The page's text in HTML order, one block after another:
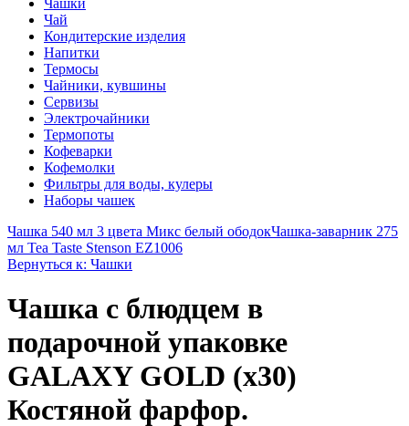
Чашки
Чай
Кондитерские изделия
Напитки
Термосы
Чайники, кувшины
Сервизы
Электрочайники
Термопоты
Кофеварки
Кофемолки
Фильтры для воды, кулеры
Наборы чашек
Чашка 540 мл 3 цвета Микс белый ободокЧашка-заварник 275
мл Tea Taste Stenson EZ1006
Вернуться к: Чашки
Чашка с блюдцем в
подарочной упаковке
GALAXY GOLD (х30)
Костяной фарфор.